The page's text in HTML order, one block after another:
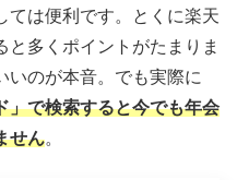
ては便利です。とくに楽天
多くポイントがたまりま
いのが本音。でも実際に
で検索すると今でも年会
せん。